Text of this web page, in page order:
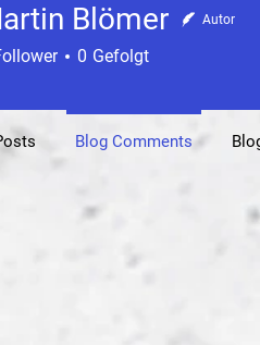
Blömer Autor
0 Gefolgt
Blog Comments